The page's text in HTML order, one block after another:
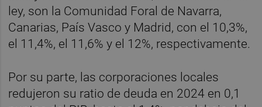
ley, son la Comunidad Foral de Navarra,
Canarias, País Vasco y Madrid, con el 10,3%,
el 11,4%, el 11,6% y el 12%, respectivamente.
Por su parte, las corporaciones locales
redujeron su ratio de deuda en 2024 en 0,1